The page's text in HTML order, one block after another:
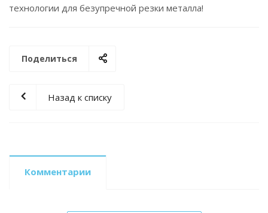
технологии для безупречной резки металла!
Поделиться
Назад к списку
Комментарии